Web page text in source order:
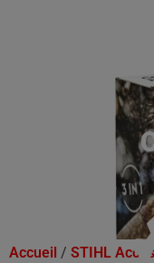
Accueil / STIHL